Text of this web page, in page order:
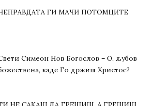
ГИ МАЧИ ПОТОМЦИТЕ
Симеон Нов Богослов – О, љубов
каде Го држиш Христос?